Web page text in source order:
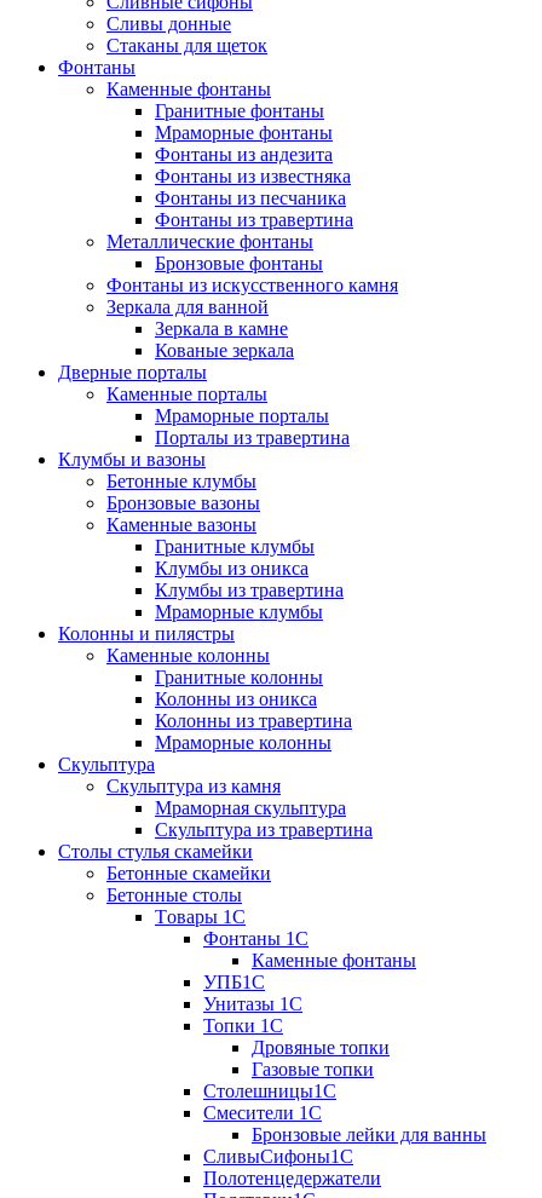
Сливы донные
Стаканы для щеток
Фонтаны
Каменные фонтаны
Гранитные фонтаны
Мраморные фонтаны
Фонтаны из андезита
Фонтаны из известняка
Фонтаны из песчаника
Фонтаны из травертина
Металлические фонтаны
Бронзовые фонтаны
Фонтаны из искусственного камня
Зеркала для ванной
Зеркала в камне
Кованые зеркала
Дверные порталы
Каменные порталы
Мраморные порталы
Порталы из травертина
Клумбы и вазоны
Бетонные клумбы
Бронзовые вазоны
Каменные вазоны
Гранитные клумбы
Клумбы из оникса
Клумбы из травертина
Мраморные клумбы
Колонны и пилястры
Каменные колонны
Гранитные колонны
Колонны из оникса
Колонны из травертина
Мраморные колонны
Скульптура
Скульптура из камня
Мраморная скульптура
Скульптура из травертина
Столы стулья скамейки
Бетонные скамейки
Бетонные столы
Tовары 1C
Фонтаны 1C
Каменные фонтаны
УПБ1С
Унитазы 1С
Топки 1С
Дровяные топки
Газовые топки
Столешницы1С
Смесители 1С
Бронзовые лейки для ванны
СливыСифоны1С
Полотенцедержатели